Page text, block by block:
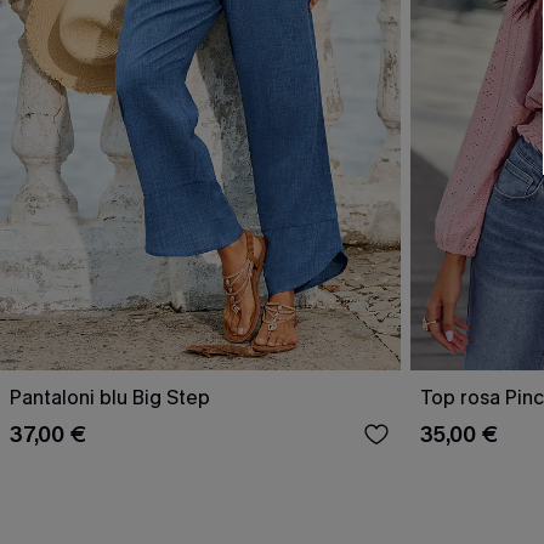
Pantaloni blu Big Step
37,00 €
Top rosa
35,00 €